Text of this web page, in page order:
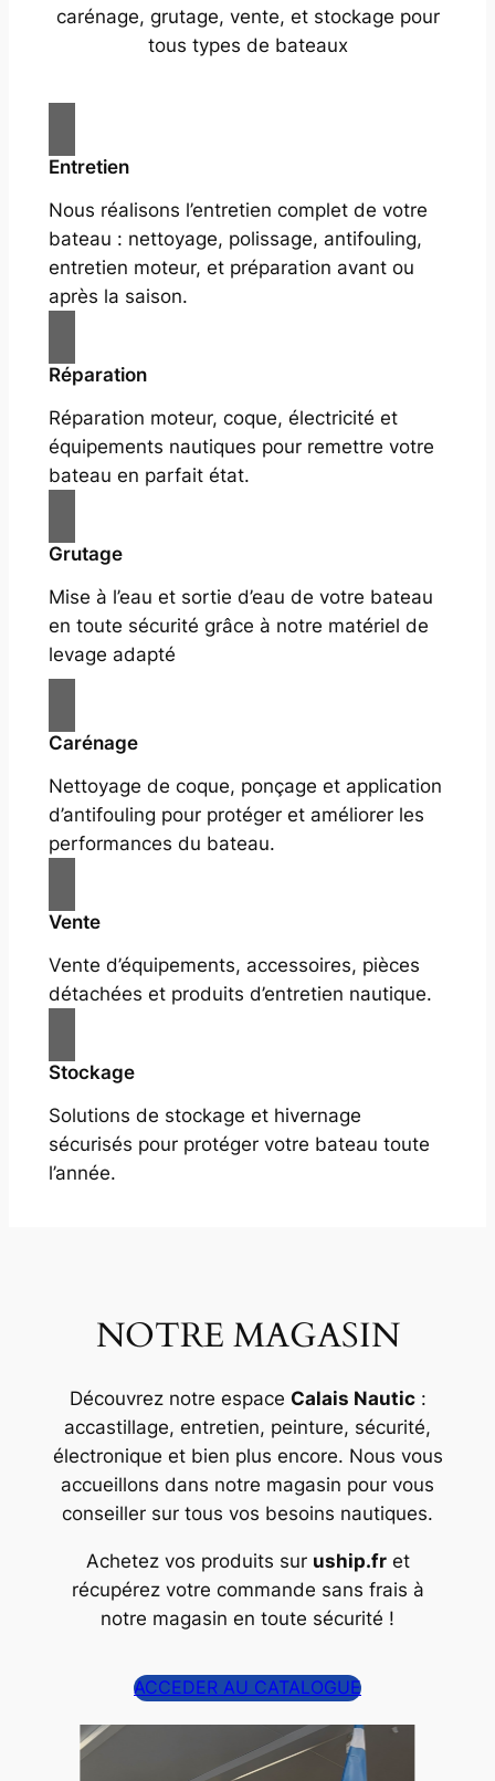
carénage, grutage, vente, et stockage pour
tous types de bateaux
Entretien
Nous réalisons l’entretien complet de votre
bateau : nettoyage, polissage, antifouling,
entretien moteur, et préparation avant ou
après la saison.
Réparation
Réparation moteur, coque, électricité et
équipements nautiques pour remettre votre
bateau en parfait état.
Grutage
Mise à l’eau et sortie d’eau de votre bateau
en toute sécurité grâce à notre matériel de
levage adapté
Carénage
Nettoyage de coque, ponçage et application
d’antifouling pour protéger et améliorer les
performances du bateau.
Vente
Vente d’équipements, accessoires, pièces
détachées et produits d’entretien nautique.
Stockage
Solutions de stockage et hivernage
sécurisés pour protéger votre bateau toute
l’année.
NOTRE MAGASIN
Découvrez notre espace Calais Nautic:
accastillage, entretien, peinture, sécurité,
électronique et bien plus encore. Nous vous
accueillons dans notre magasin pour vous
conseiller sur tous vos besoins nautiques.
Achetez vos produits sur uship.fret
récupérez votre commande sans frais à
notre magasin en toute sécurité !
ACCEDER AU CATALOGUE